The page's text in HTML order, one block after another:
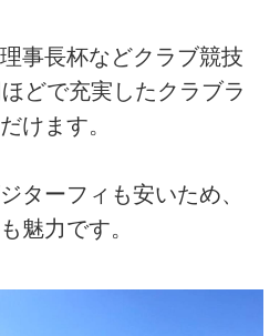
事長杯などクラブ競技
どで充実したクラブラ
けます。
ターフィも安いため、
魅力です。